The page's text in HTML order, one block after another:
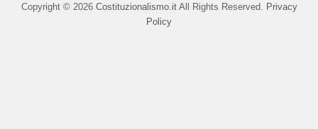
Copyright © 2026 Costituzionalismo.itAll Rights Reserved.
Privacy
Policy